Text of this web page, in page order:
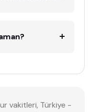
vakitleri, Türkiye -